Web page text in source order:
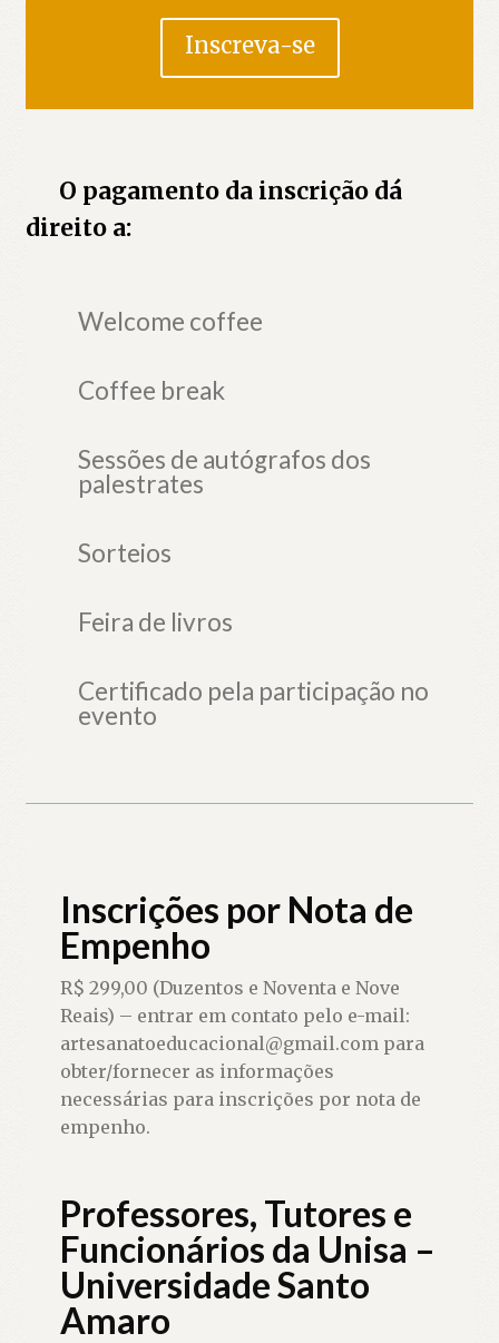
Inscreva-se
O pagamento da inscrição dá
direito a:
Welcome coffee
Coffee break
Sessões de autógrafos dos
palestrates
Sorteios
Feira de livros
Certificado pela participação no
evento
Inscrições por Nota de
Empenho
R$ 299,00 (Duzentos e Noventa e Nove
Reais) – entrar em contato pelo e-mail:
artesanatoeducacional@gmail.com para
obter/fornecer as informações
necessárias para inscrições por nota de
empenho.
Professores, Tutores e
Funcionários da Unisa –
Universidade Santo
Amaro